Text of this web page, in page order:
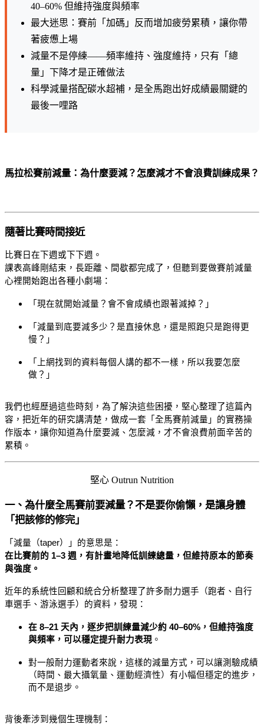
40–60% 但維持強度與頻率
最大迷思：賽前「加碼」反而增加疲勞累積，讓你帶
著疲憊上場
減量不是停練——頻率維持、強度維持，只有「總
量」下降才是正確做法
科學減量搭配碳水超補，是全馬跑出好成績最關鍵的
最後一哩路
馬拉松賽前減量：為什麼要減？怎麼減才不會浪費訓練成果？
隨著比賽時間接近
比賽日在下週或下下週。
課表高峰剛結束，長距離、間歇都完成了，但聽到要做賽前減量
心裡開始跑出各種小劇場：
「現在就開始減量？會不會成績也跟著減掉？」
「減量到底要減多少？是直接休息，還是照跑只是跑得更
慢？」
「上網找到的資料每個人講的都不一樣，所以我要怎麼
做？」
我們也經歷過這些時刻，為了解決這些困擾，堅心整理了這篇內
容，把近年的研究講清楚，做成一套「全馬賽前減量」的實務操
作版本，讓你知道為什麼要減、怎麼減，才不會浪費前面辛苦的
累積。
一、為什麼全馬賽前要減量？不是要你偷懶，是讓身體
「把該修的修完」
「減量（taper）」的意思是：
在比賽前的 1–3 週，有計畫地降低訓練總量，但維持原本的節奏
與強度。
近年的系統性回顧和統合分析整理了許多耐力選手（跑者、自行
車選手、游泳選手）的資料，發現：
在 8–21 天內，逐步把訓練量減少約 40–60%，但維持強度
與頻率，可以穩定提升耐力表現 。
對一般耐力運動者來說，這樣的減量方式，可以讓測驗成績
（時間、最大攝氧量、運動經濟性）有小幅但穩定的進步，
而不是退步。
背後牽涉到幾個生理機制：